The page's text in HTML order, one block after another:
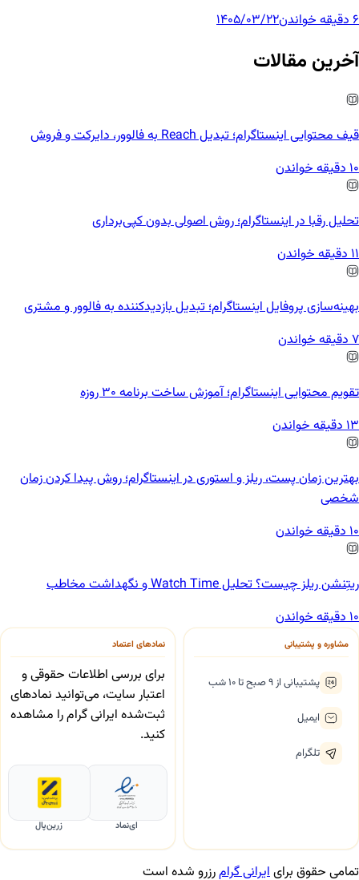
6 دقیقه خواندن
1405/03/22
آخرین مقالات
قیف محتوایی اینستاگرام؛ تبدیل Reach به فالوور، دایرکت و فروش
10 دقیقه خواندن
تحلیل رقبا در اینستاگرام؛ روش اصولی بدون کپی‌برداری
11 دقیقه خواندن
بهینه‌سازی پروفایل اینستاگرام؛ تبدیل بازدیدکننده به فالوور و مشتری
7 دقیقه خواندن
تقویم محتوایی اینستاگرام؛ آموزش ساخت برنامه ۳۰ روزه
13 دقیقه خواندن
بهترین زمان پست، ریلز و استوری در اینستاگرام؛ روش پیدا کردن زمان
شخصی
10 دقیقه خواندن
ریتِنشن ریلز چیست؟ تحلیل Watch Time و نگهداشت مخاطب
10 دقیقه خواندن
مشاوره و پشتیبانی
پشتیبانی از ۹ صبح تا ۱۰ شب
ایمیل
تلگرام
نمادهای اعتماد
برای بررسی اطلاعات حقوقی و
اعتبار سایت، می‌توانید نمادهای
ثبت‌شده ایرانی گرام را مشاهده
کنید.
ای‌نماد زرین‌پال
تمامی حقوق برایایرانی گرامرزرو شده است